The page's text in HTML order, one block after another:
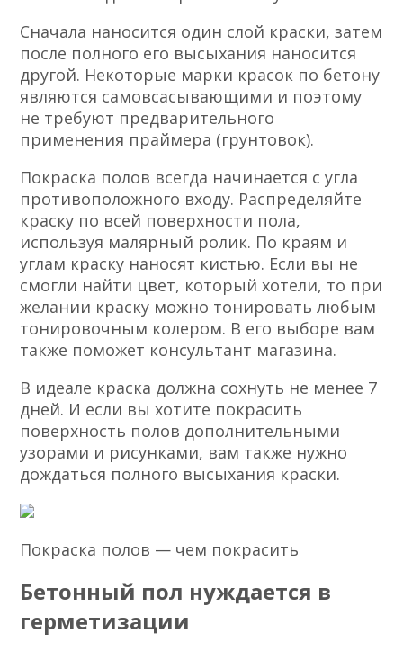
Сначала наносится один слой краски, затем
после полного его высыхания наносится
другой. Некоторые марки красок по бетону
являются самовсасывающими и поэтому
не требуют предварительного
применения праймера (грунтовок).
Покраска полов всегда начинается с угла
противоположного входу. Распределяйте
краску по всей поверхности пола,
используя малярный ролик. По краям и
углам краску наносят кистью. Если вы не
смогли найти цвет, который хотели, то при
желании краску можно тонировать любым
тонировочным колером. В его выборе вам
также поможет консультант магазина.
В идеале краска должна сохнуть не менее 7
дней. И если вы хотите покрасить
поверхность полов дополнительными
узорами и рисунками, вам также нужно
дождаться полного высыхания краски.
Покраска полов — чем покрасить
Бетонный пол нуждается в
герметизации